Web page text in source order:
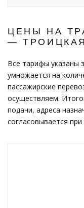
ЦЕНЫ НА
—
Все тарифы указаны
умножается на
пассажирские
осуществляем.
подачи, адреса
согласовывается